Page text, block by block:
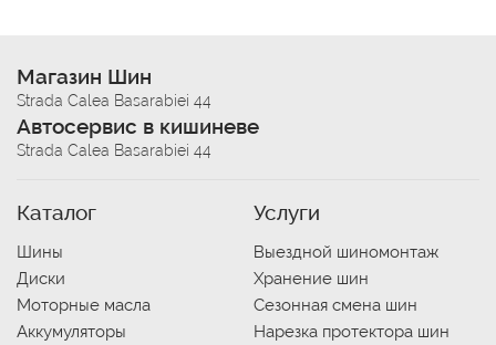
Магазин Шин
Strada Calea Basarabiei 44
Автосервис в кишиневе
Strada Calea Basarabiei 44
Каталог
Шины
Диски
Моторные масла
Аккумуляторы
Услуги
Выездной шиномонтаж
Хранение шин
Сезонная смена шин
Нарезка протектора шин